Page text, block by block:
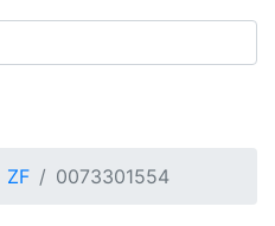
ZF 0073301554